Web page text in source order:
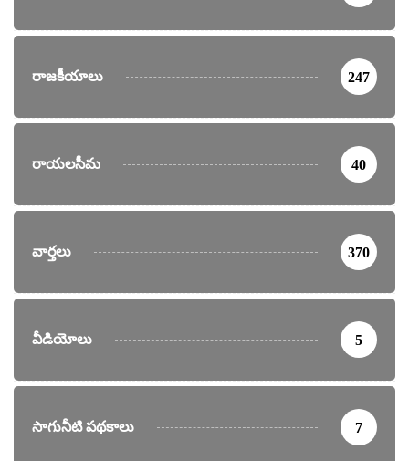
రాజకీయాలు 247
రాయలసీమ 40
వార్తలు 370
వీడియోలు 5
సాగునీటి పథకాలు 7